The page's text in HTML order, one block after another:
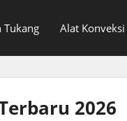
Tukang Alat Konveksi
2026